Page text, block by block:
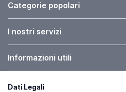
Categorie popolari
I nostri servizi
Informazioni utili
Dati Legali